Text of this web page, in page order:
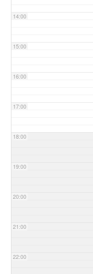
14:00
15:00
16:00
17:00
18:00
19:00
20:00
21:00
22:00